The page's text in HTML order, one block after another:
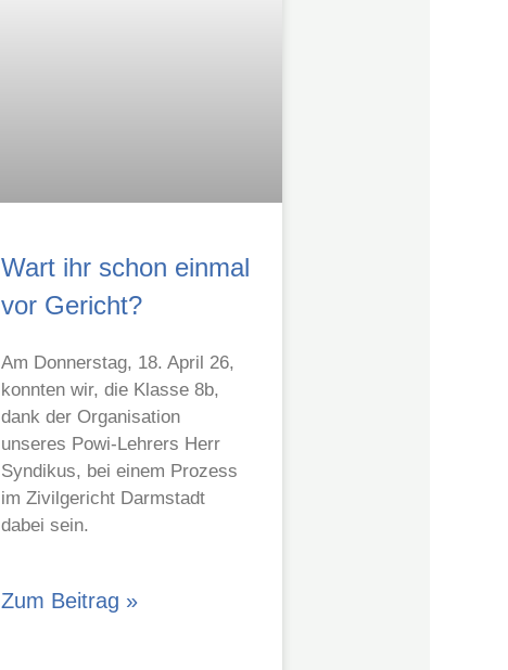
Wart ihr schon einmal
vor Gericht?
Am Donnerstag, 18. April 26,
konnten wir, die Klasse 8b,
dank der Organisation
unseres Powi-Lehrers Herr
Syndikus, bei einem Prozess
im Zivilgericht Darmstadt
dabei sein.
Zum Beitrag »